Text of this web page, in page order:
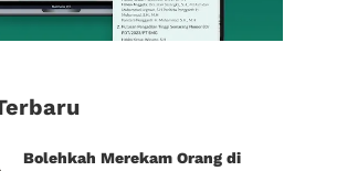
Bolehkah Merekam Orang di